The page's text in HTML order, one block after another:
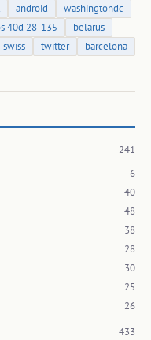
android
washingtondc
40d 28-135
belarus
swiss twitter
barcelona
241
6
40
48
38
28
30
25
26
433